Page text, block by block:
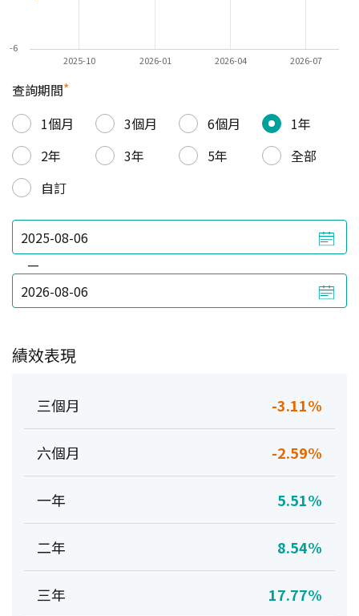
2025-10 2026-01 2026-04 2026-07
-6
查詢期間*
1個月
3個月 6個月
1年
2年
3年 5年
全部
自訂
—
績效表現
三個月 -3.11%
六個月 -2.59%
一年 5.51%
二年 8.54%
三年 17.77%